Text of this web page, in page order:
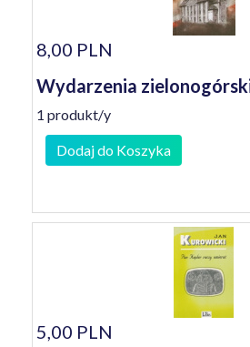
8,00 PLN
Wydarzenia
1 produkt/y
Dodaj do Koszyka
5,00 PLN